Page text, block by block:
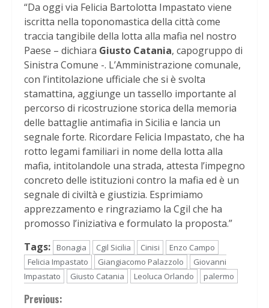
“Da oggi via Felicia Bartolotta Impastato viene
iscritta nella toponomastica della città come
traccia tangibile della lotta alla mafia nel nostro
Paese – dichiara Giusto Catania, capogruppo di
Sinistra Comune -. L’Amministrazione comunale,
con l’intitolazione ufficiale che si è svolta
stamattina, aggiunge un tassello importante al
percorso di ricostruzione storica della memoria
delle battaglie antimafia in Sicilia e lancia un
segnale forte. Ricordare Felicia Impastato, che ha
rotto legami familiari in nome della lotta alla
mafia, intitolandole una strada, attesta l’impegno
concreto delle istituzioni contro la mafia ed è un
segnale di civiltà e giustizia. Esprimiamo
apprezzamento e ringraziamo la Cgil che ha
promosso l’iniziativa e formulato la proposta.”
Tags:
Bonagia Cgil Sicilia Cinisi
Enzo Campo
Felicia Impastato
Giangiacomo Palazzolo
Giovanni
Impastato
Giusto Catania Leoluca Orlando palermo
Previous: